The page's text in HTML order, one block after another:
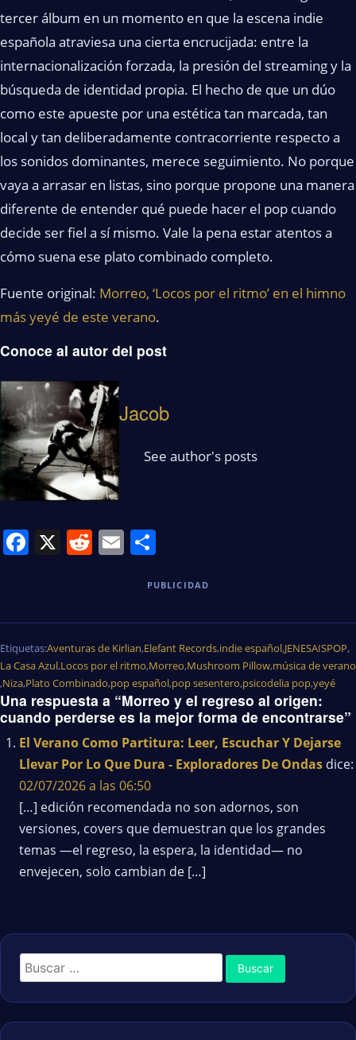
tercer álbum en un momento en que la escena indie
española atraviesa una cierta encrucijada: entre la
internacionalización forzada, la presión del streaming y la
búsqueda de identidad propia. El hecho de que un dúo
como este apueste por una estética tan marcada, tan
local y tan deliberadamente contracorriente respecto a
los sonidos dominantes, merece seguimiento. No porque
vaya a arrasar en listas, sino porque propone una manera
diferente de entender qué puede hacer el pop cuando
decide ser fiel a sí mismo. Vale la pena estar atentos a
cómo suena ese plato combinado completo.
Fuente original: Morreo, ‘Locos por el ritmo’ en el himno
más yeyé de este verano.
Conoce al autor del post
Jacob
See author's posts
Facebook
X Reddit
Email
PUBLICIDAD
Etiquetas:Aventuras de Kirlian,Elefant Records,indie español,JENESAISPOP,
La Casa Azul,Locos por el ritmo,Morreo,Mushroom Pillow,música de verano
,Niza,Plato Combinado,pop español,pop sesentero,psicodelia pop,yeyé
Una respuesta a “Morreo y el regreso al origen:
cuando perderse es la mejor forma de encontrarse”
El Verano Como Partitura: Leer, Escuchar Y Dejarse
Llevar Por Lo Que Dura - Exploradores De Ondas dice:
02/07/2026 a las 06:50
[…] edición recomendada no son adornos, son
versiones, covers que demuestran que los grandes
temas —el regreso, la espera, la identidad— no
envejecen, solo cambian de […]
Buscar: